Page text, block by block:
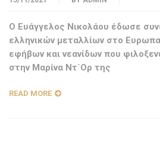
Ο Ευάγγελος Νικολάου έδωσε
ελληνικών μεταλλίων στο
εφήβων και νεανίδων που
στην Μαρίνα Ντ`Ορ της
READ MORE